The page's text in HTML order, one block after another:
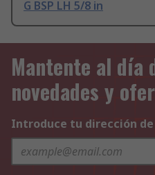
G BSP LH 5/8 in
Mantente al día
novedades y
Introduce tu dirección